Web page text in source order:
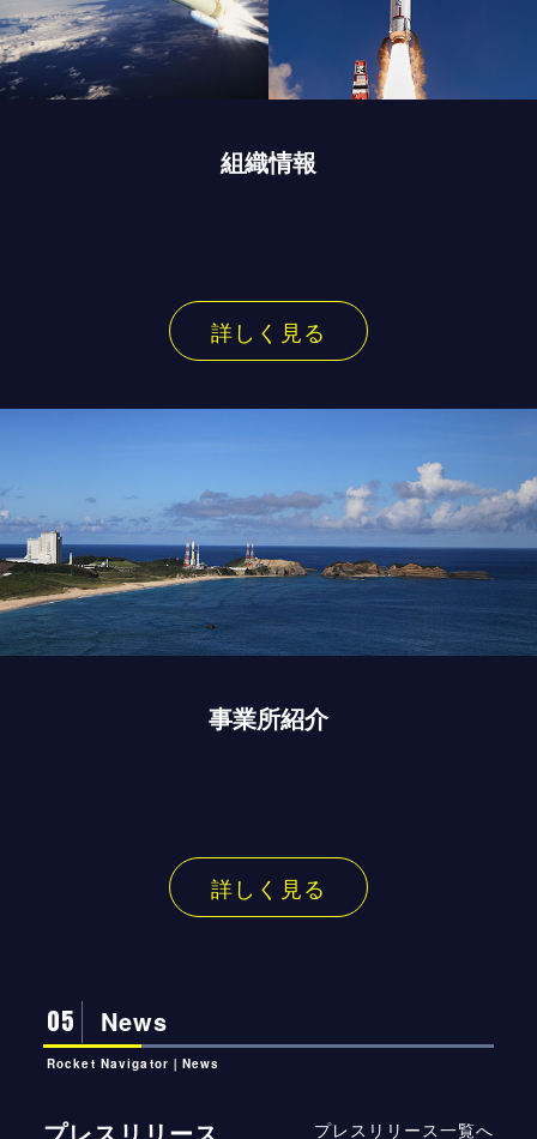
組織情報
詳しく見る
事業所紹介
詳しく見る
05 News
Rocket Navigator｜News
プレスリリース プレスリリース一覧へ